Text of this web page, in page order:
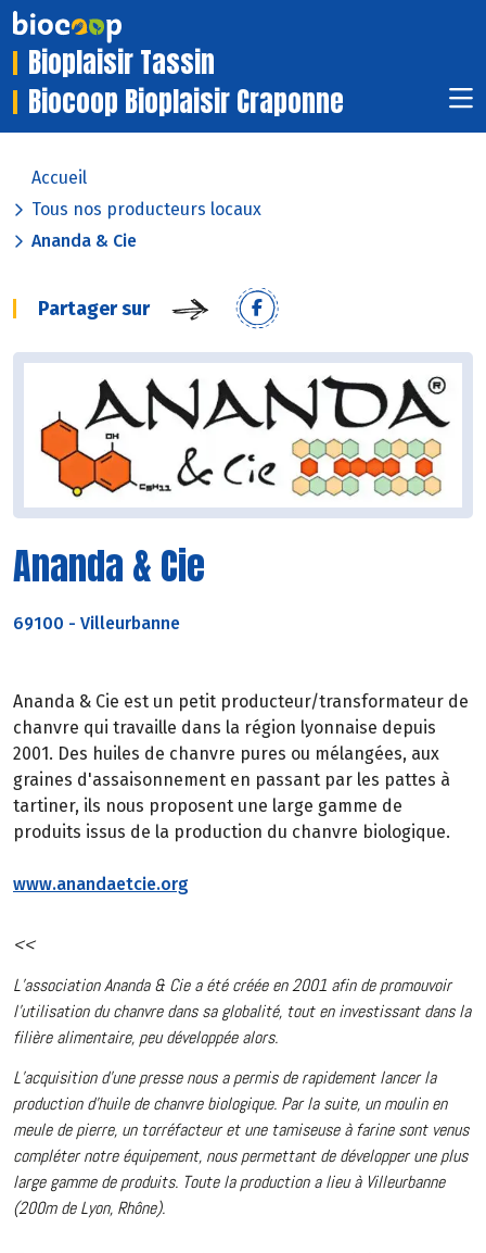
Bioplaisir Tassin
Biocoop Bioplaisir Craponne
Accueil
Tous nos producteurs locaux
Ananda & Cie
Partager sur
Ananda & Cie
69100 - Villeurbanne
Ananda & Cie est un petit producteur/transformateur de
chanvre qui travaille dans la région lyonnaise depuis
2001. Des huiles de chanvre pures ou mélangées, aux
graines d'assaisonnement en passant par les pattes à
tartiner, ils nous proposent une large gamme de
produits issus de la production du chanvre biologique.
www.anandaetcie.org
<<
L’association Ananda & Cie a été créée en 2001 afin de promouvoir
l’utilisation du chanvre dans sa globalité, tout en investissant dans la
filière alimentaire, peu développée alors.
L’acquisition d’une presse nous a permis de rapidement lancer la
production d’huile de chanvre biologique. Par la suite, un moulin en
meule de pierre, un torréfacteur et une tamiseuse à farine sont venus
compléter notre équipement, nous permettant de développer une plus
large gamme de produits. Toute la production a lieu à Villeurbanne
(200m de Lyon, Rhône).